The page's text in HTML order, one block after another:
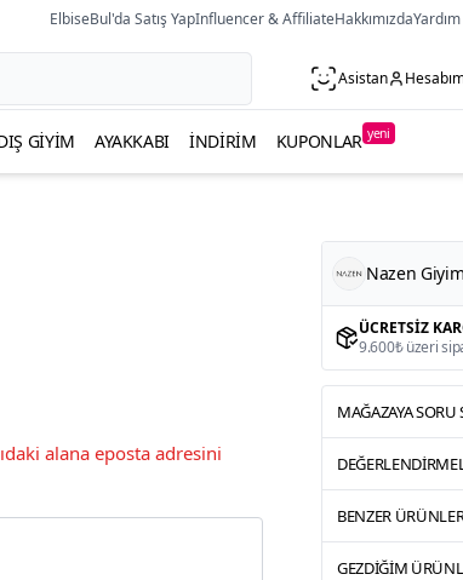
ElbiseBul'da Satış YapInfluencer & AffiliateHakkımızda
Asistan
GIYIM AYAKKABI İNDIRIM KUPONLAR yeni
alana eposta adresini
Nazen Giyim
ÜCRETSIZ
9.600₺ üzeri
MAĞAZAYA SORU
BENZER
GEZDIĞIM